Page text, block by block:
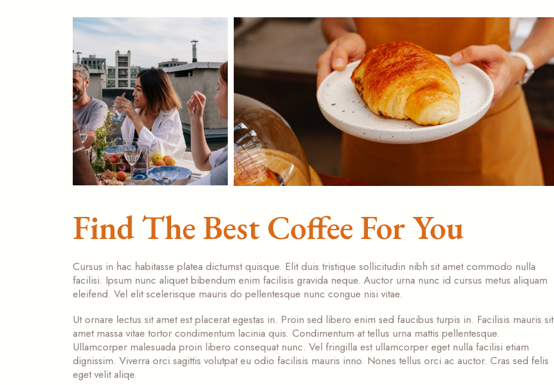
Find The Best Coffee For You
Cursus in hac habitasse platea dictumst quisque. Elit duis tristique sollicitudin nibh sit amet commodo nulla
facilisi. Ipsum nunc aliquet bibendum enim facilisis gravida neque. Auctor urna nunc id cursus metus aliquam
eleifend. Vel elit scelerisque mauris do pellentesque nunc congue nisi vitae.
Ut ornare lectus sit amet est placerat egestas in. Proin sed libero enim sed faucibus turpis in. Facilisis mauris sit
amet massa vitae tortor condimentum lacinia quis. Condimentum at tellus urna mattis pellentesque.
Ullamcorper malesuada proin libero consequat nunc. Vel fringilla est ullamcorper eget nulla facilisi etiam
dignissim. Viverra orci sagittis volutpat eu odio facilisis mauris inno. Nones tellus orci ac auctor. Cras sed felis
eget velit aliqe.